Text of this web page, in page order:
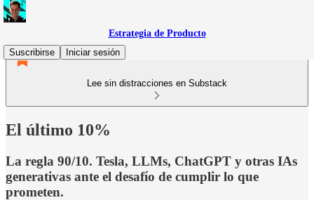
Estrategia de Producto
Suscribirse
Iniciar sesión
Lee sin distracciones en Substack
El último 10%
La regla 90/10. Tesla, LLMs, ChatGPT y otras IAs
generativas ante el desafío de cumplir lo que
prometen.